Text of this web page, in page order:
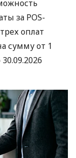
за POS-
оплат
сумму от 1